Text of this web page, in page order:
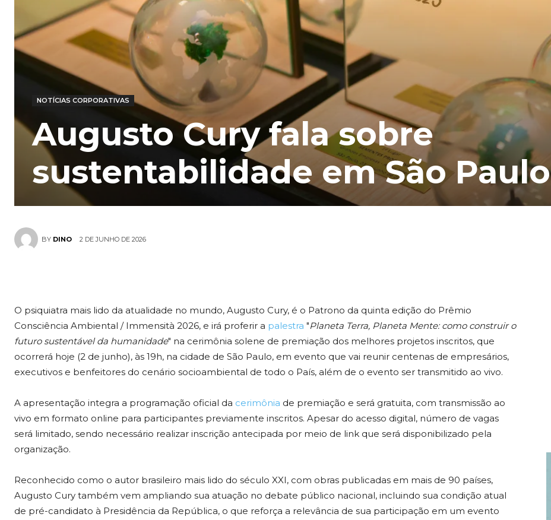
NOTÍCIAS CORPORATIVAS
Augusto Cury fala sobre
sustentabilidade em São Paulo
BY DINO 2 DE JUNHO DE 2026
O psiquiatra mais lido da atualidade no mundo, Augusto Cury, é o Patrono da quinta edição do Prêmio
Consciência Ambiental / Immensità 2026, e irá proferir a palestra "Planeta Terra, Planeta Mente: como construir o
futuro sustentável da humanidade" na cerimônia solene de premiação dos melhores projetos inscritos, que
ocorrerá hoje (2 de junho), às 19h, na cidade de São Paulo, em evento que vai reunir centenas de empresários,
executivos e benfeitores do cenário socioambiental de todo o País, além de o evento ser transmitido ao vivo.
A apresentação integra a programação oficial da cerimônia de premiação e será gratuita, com transmissão ao
vivo em formato online para participantes previamente inscritos. Apesar do acesso digital, número de vagas
será limitado, sendo necessário realizar inscrição antecipada por meio de link que será disponibilizado pela
organização.
Reconhecido como o autor brasileiro mais lido do século XXI, com obras publicadas em mais de 90 países,
Augusto Cury também vem ampliando sua atuação no debate público nacional, incluindo sua condição atual
de pré-candidato à Presidência da República, o que reforça a relevância de sua participação em um evento